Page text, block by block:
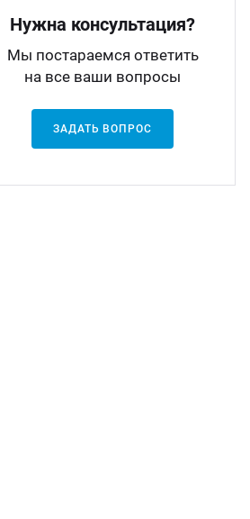
Нужна консультация?
Мы постараемся ответить
на все ваши вопросы
ЗАДАТЬ ВОПРОС